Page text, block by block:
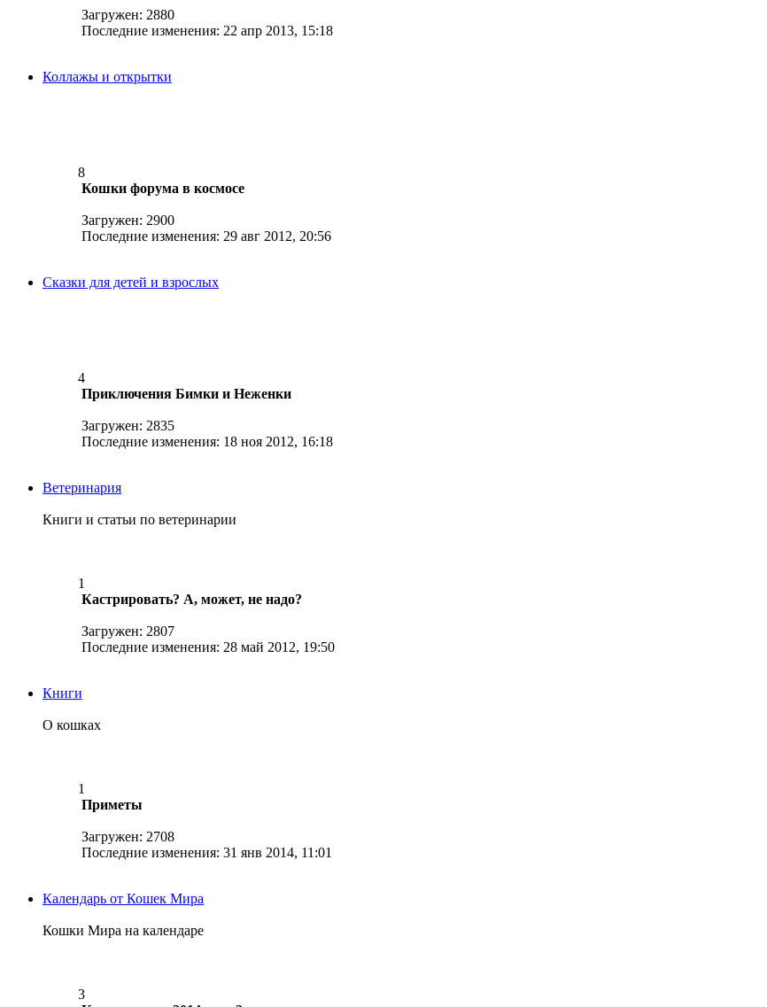
Загружен: 2880
Последние изменения: 22 апр 2013, 15:18
Коллажы и открытки
8
Кошки форума в космосе
Загружен: 2900
Последние изменения: 29 авг 2012, 20:56
Сказки для детей и взрослых
4
Приключения Бимки и Неженки
Загружен: 2835
Последние изменения: 18 ноя 2012, 16:18
Ветеринария
Книги и статьи по ветеринарии
1
Кастрировать? А, может, не надо?
Загружен: 2807
Последние изменения: 28 май 2012, 19:50
Книги
О кошках
1
Приметы
Загружен: 2708
Последние изменения: 31 янв 2014, 11:01
Календарь от Кошек Мира
Кошки Мира на календаре
3